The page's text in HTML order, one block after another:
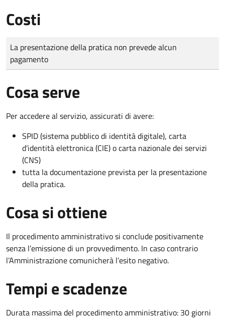
Costi
Tipo di pagamento
Importo
La presentazione della pratica non prevede alcun
pagamento
Cosa serve
Per accedere al servizio, assicurati di avere:
SPID (sistema pubblico di identità digitale), carta
d’identità elettronica (CIE) o carta nazionale dei servizi
(CNS)
tutta la documentazione prevista per la presentazione
della pratica.
Cosa si ottiene
Il procedimento amministrativo si conclude positivamente
senza l’emissione di un provvedimento. In caso contrario
l’Amministrazione comunicherà l’esito negativo.
Tempi e scadenze
Durata massima del procedimento amministrativo: 30 giorni